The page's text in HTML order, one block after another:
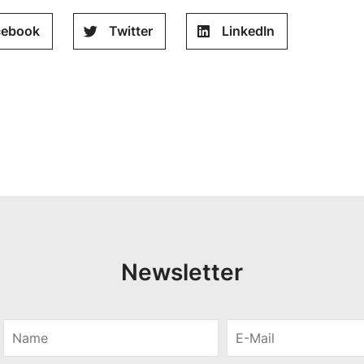
Twitter LinkedIn
Newsletter
m
M